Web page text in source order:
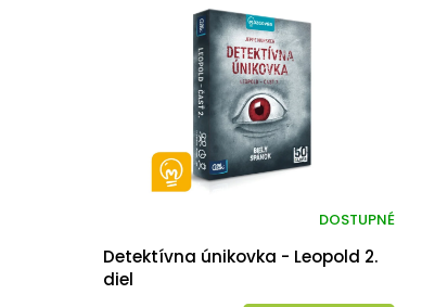
Detektívna únikovka - Leopold 2.
diel
DOSTUPNÉ